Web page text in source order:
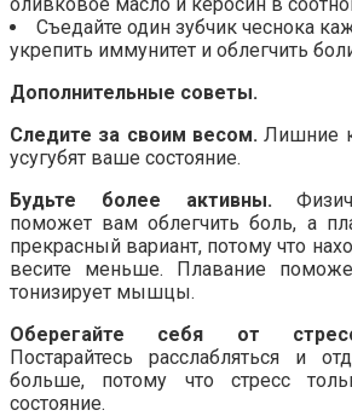
Съедайте один зубчик чеснока
укрепить иммунитет и облегчить
Дополнительные советы.
Следите за своим весом. Лишние
усугубят ваше состояние.
Будьте более активны.
поможет вам облегчить боль, а
прекрасный вариант, потому что
весите меньше. Плавание
тонизирует мышцы.
Оберегайте себя от
Постарайтесь расслабляться и
больше, потому что стресс
состояние.